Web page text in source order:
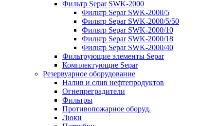
Фильтр Separ SWK-2000
Фильтр Separ SWK-2000/5
Фильтр Separ SWK-2000/5/50
Фильтр Separ SWK-2000/10
Фильтр Separ SWK-2000/18
Фильтр Separ SWK-2000/40
Фильтрующие элементы Separ
Комплектующие Separ
Резервуарное оборудование
Налив и слив нефтепродуктов
Огнепреградители
Фильтры
Противопожарное оборуд.
Люки